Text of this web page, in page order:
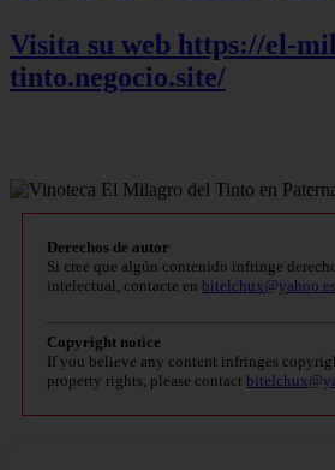
Visita su web https://el-
tinto.negocio.site/
Derechos de autor
Si cree que algún contenido infringe
intelectual, contacte en bitelchux@yahoo.es
Copyright notice
If you believe any content infringes
property rights, please contact